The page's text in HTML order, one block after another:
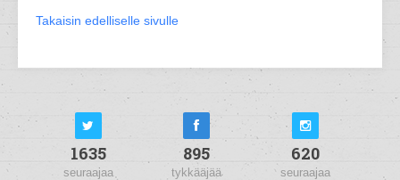
Takaisin edelliselle sivulle
1635
seuraajaa
895
tykkääjää
620
seuraajaa